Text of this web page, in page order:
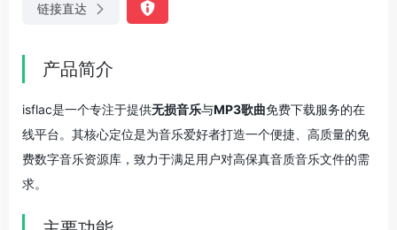
链接直达
产品简介
isflac是一个专注于提供无损音乐与MP3歌曲免费下载服务的在
线平台。其核心定位是为音乐爱好者打造一个便捷、高质量的免
费数字音乐资源库，致力于满足用户对高保真音质音乐文件的需
求。